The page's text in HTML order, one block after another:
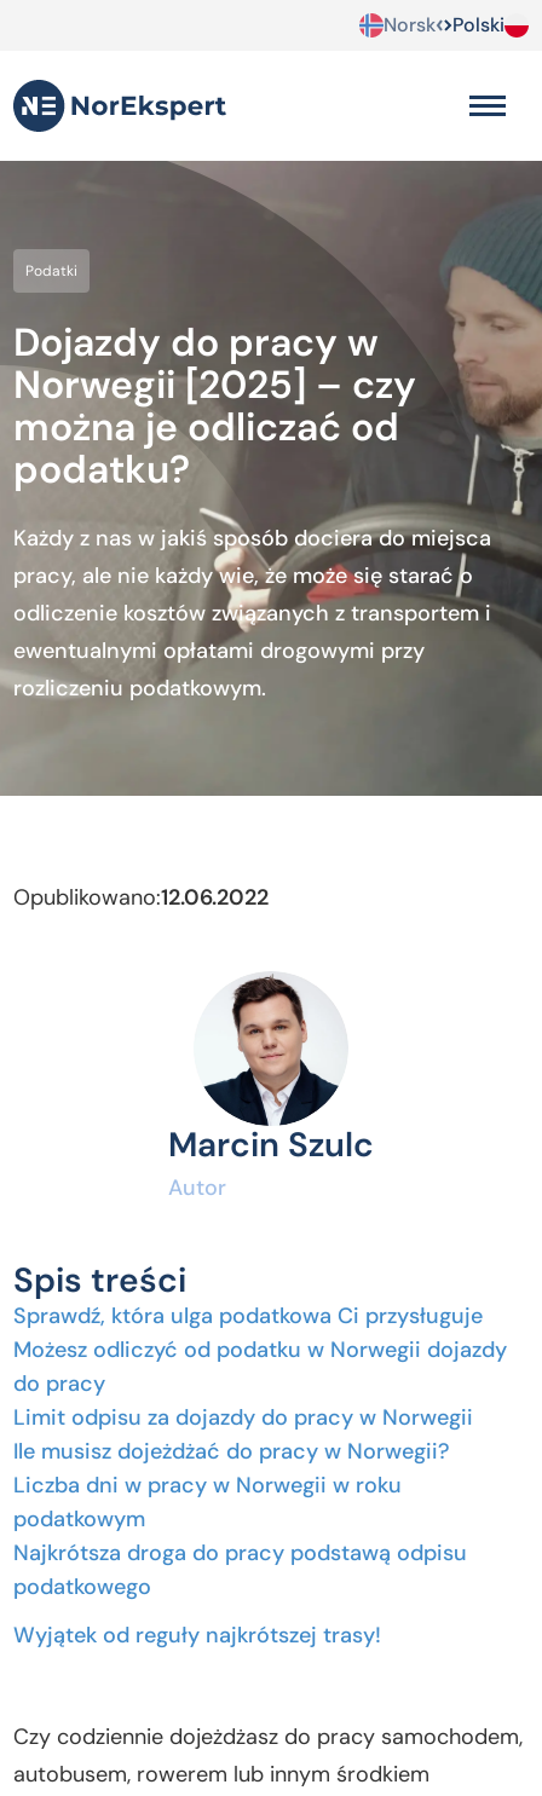
Norsk Polski
Podatki
Dojazdy do pracy w
Norwegii [2025] – czy
można je odliczać od
podatku?
Każdy z nas w jakiś sposób dociera do miejsca
pracy, ale nie każdy wie, że może się starać o
odliczenie kosztów związanych z transportem i
ewentualnymi opłatami drogowymi przy
rozliczeniu podatkowym.
Opublikowano:12.06.2022
Marcin Szulc
Autor
Spis treści
Sprawdź, która ulga podatkowa Ci przysługuje
Możesz odliczyć od podatku w Norwegii dojazdy
do pracy
Limit odpisu za dojazdy do pracy w Norwegii
Ile musisz dojeżdżać do pracy w Norwegii?
Liczba dni w pracy w Norwegii w roku
podatkowym
Najkrótsza droga do pracy podstawą odpisu
podatkowego
Wyjątek od reguły najkrótszej trasy!
Przykłady obliczeń:
Czy codziennie dojeżdżasz do pracy samochodem,
autobusem, rowerem lub innym środkiem